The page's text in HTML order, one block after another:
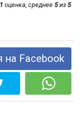
1 оценка, среднее 5из 5
на Facebook